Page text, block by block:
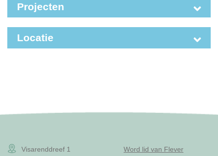
Projecten
Locatie
Visarenddreef 1
Word lid van Flever